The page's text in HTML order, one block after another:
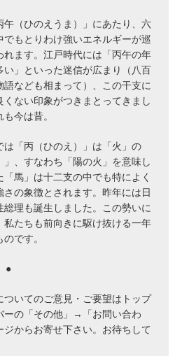
午（ひのえうま）」にあたり、六
でもとりわけ強いエネルギーが巡
れます。江戸時代には「丙午の年
い」といった迷信が広まり（八百
語なども相まって）、この干支に
くない印象がつきまとってきまし
今は昔。
は「丙（ひのえ）」は「火」の
」、すなわち「陽の火」を意味し
「馬」は十二支の中でも特によく
さの象徴とされます。昨年には日
総理も誕生しました。この勢いに
私たちも前向きに駆け抜ける一年
です。
ついてのご意見・ご要望はトップ
ーの「その他」→「お問い合わ
ジからお寄せ下さい。お待ちして